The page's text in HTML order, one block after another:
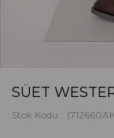
SÜET
Stok Kodu